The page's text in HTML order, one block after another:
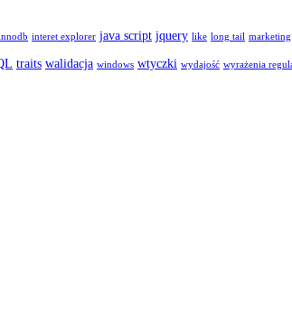
interet explorer java script jquery like long tail marketing
traits walidacja windows wtyczki wydajość wyrażenia